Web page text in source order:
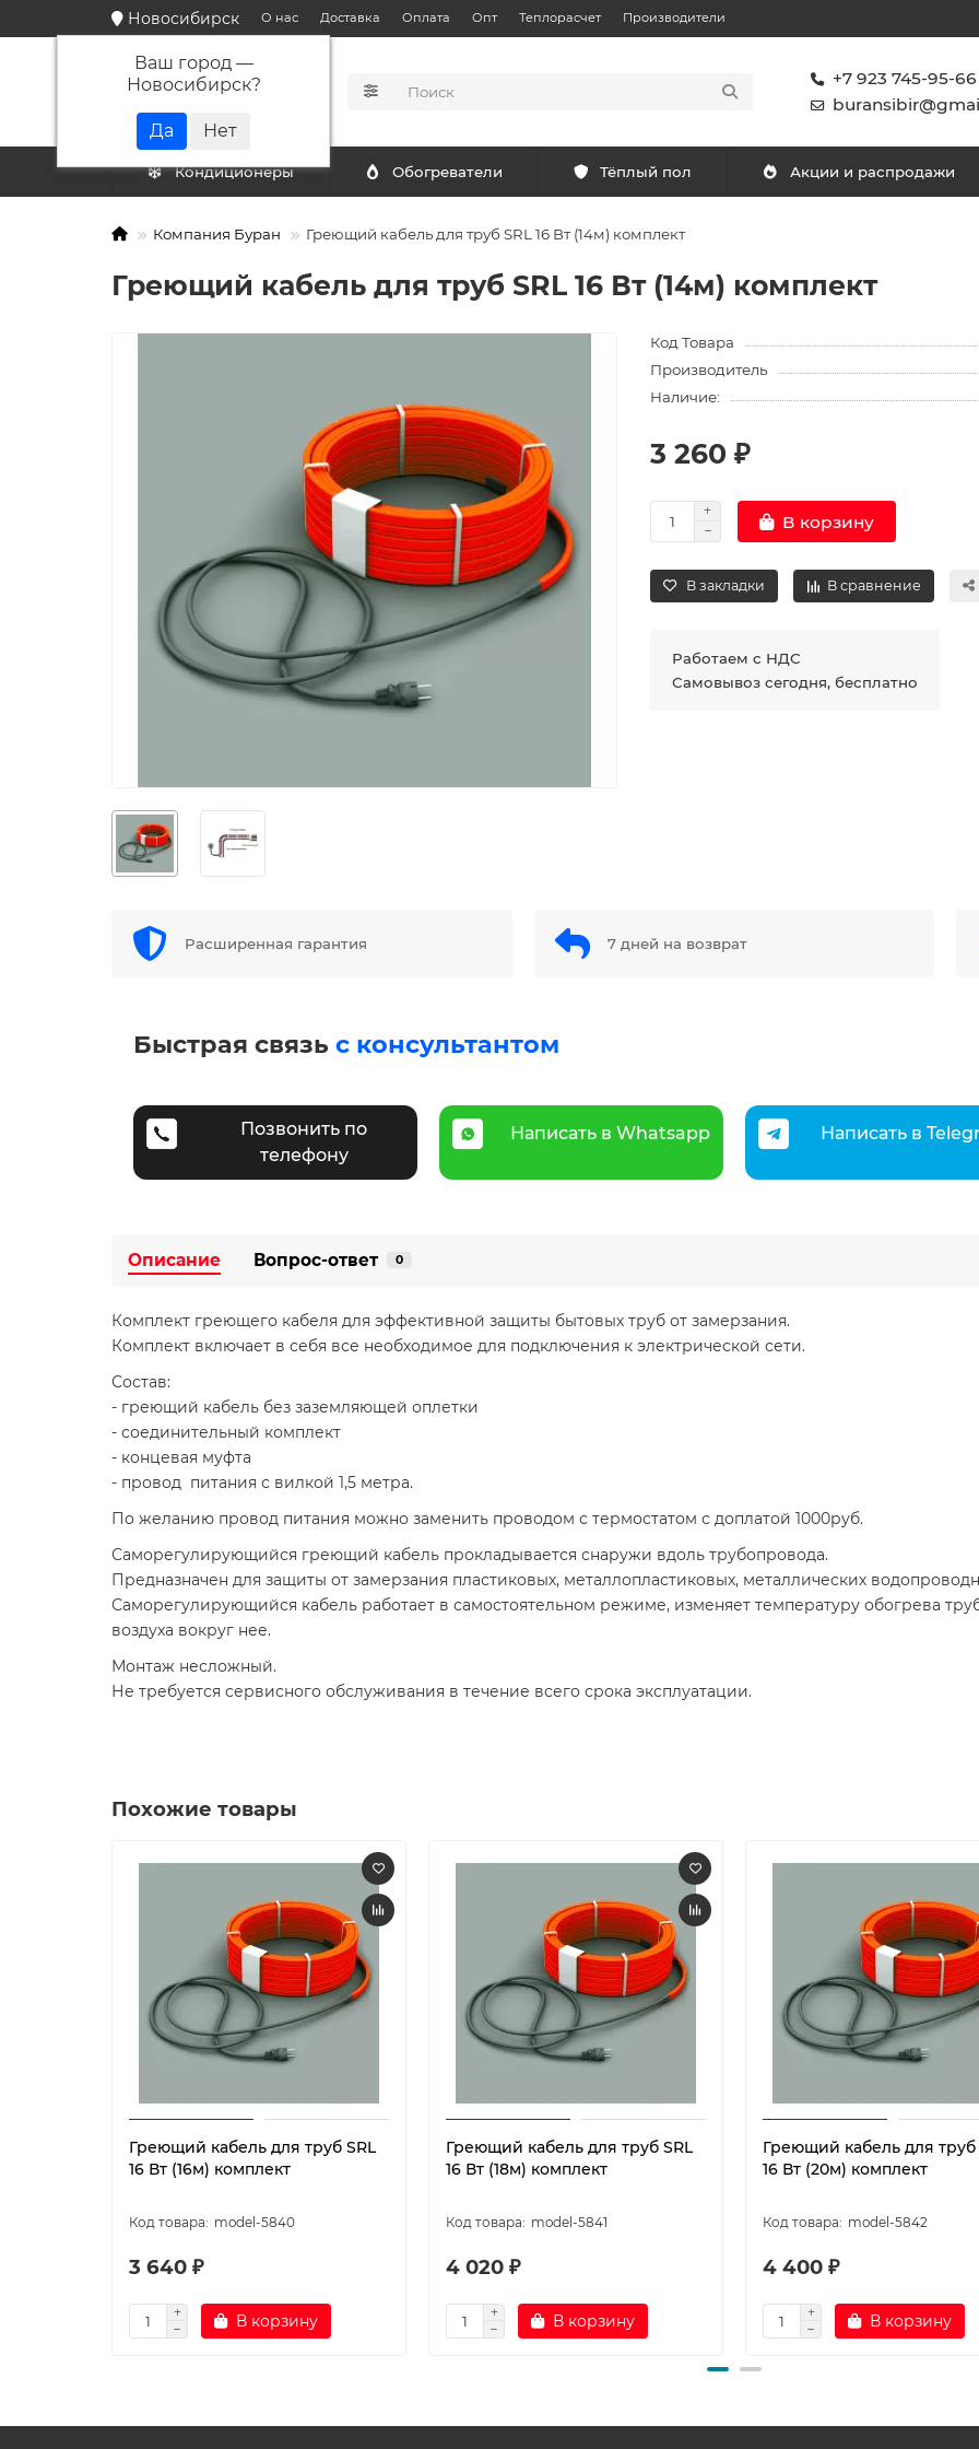
Новосибирск
Ваш город —
Новосибирск?
О нас Доставка Оплата Опт Теплорасчет Производители
КАТАЛОГ
+7 923 745-95-66
Кондиционеры Обогреватели Тёплый пол Акции и распродажи
Компания Буран Греющий кабель для труб SRL 16 Вт (14м) комплект
Греющий кабель для труб SRL 16 Вт (14м) комплект
Код Товара
Производитель
Наличие:
3 260 ₽
В корзину
В закладки В сравнение
Работаем с НДС
Самовывоз сегодня, бесплатно
Расширенная гарантия 7 дней на возврат
Быстрая связь с консультантом
Позвонить по
телефону
Написать в Whatsapp Написать в
Описание Вопрос-ответ 0
Комплект греющего кабеля для эффективной защиты бытовых труб от замерзания.
Комплект включает в себя все необходимое для подключения к электрической сети.
Состав:
- греющий кабель без заземляющей оплетки
- соединительный комплект
- концевая муфта
- провод питания с вилкой 1,5 метра.
По желанию провод питания можно заменить проводом с термостатом с доплатой 1000руб.
Саморегулирующийся греющий кабель прокладывается снаружи вдоль трубопровода.
Предназначен для защиты от замерзания пластиковых, металлопластиковых, металлических
Саморегулирующийся кабель работает в самостоятельном режиме, изменяет температуру обогрева
воздуха вокруг нее.
Монтаж несложный.
Не требуется сервисного обслуживания в течение всего срока эксплуатации.
Похожие товары
Греющий кабель для труб SRL
16 Вт (16м) комплект
model-5840
3 640 ₽
В корзину
Греющий кабель для труб SRL
16 Вт (18м) комплект
model-5841
4 020 ₽
В корзину
Греющий кабель для труб
16 Вт (20м) комплект
model-5842
4 400 ₽
В корзину